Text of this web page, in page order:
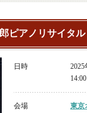
ピアノリサイタル
日時
2025
会場
東京